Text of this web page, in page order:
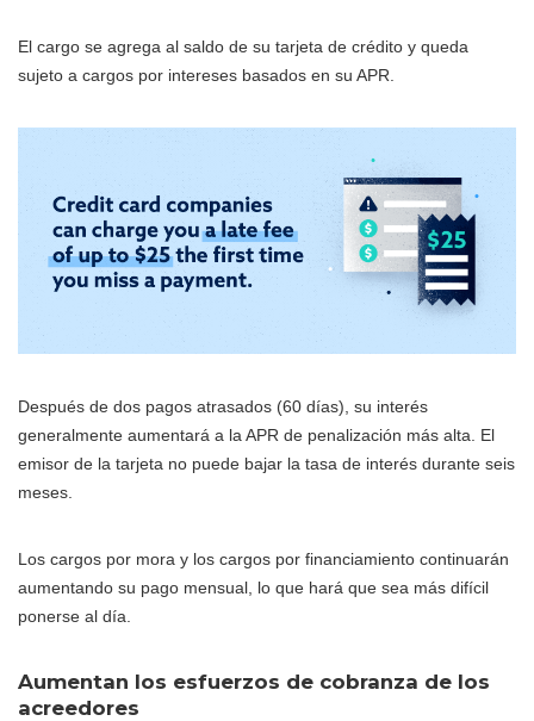
El cargo se agrega al saldo de su tarjeta de crédito y queda
sujeto a cargos por intereses basados en su APR.
Después de dos pagos atrasados (60 días), su interés
generalmente aumentará a la APR de penalización más alta. El
emisor de la tarjeta no puede bajar la tasa de interés durante seis
meses.
Los cargos por mora y los cargos por financiamiento continuarán
aumentando su pago mensual, lo que hará que sea más difícil
ponerse al día.
Aumentan los esfuerzos de cobranza de los
acreedores